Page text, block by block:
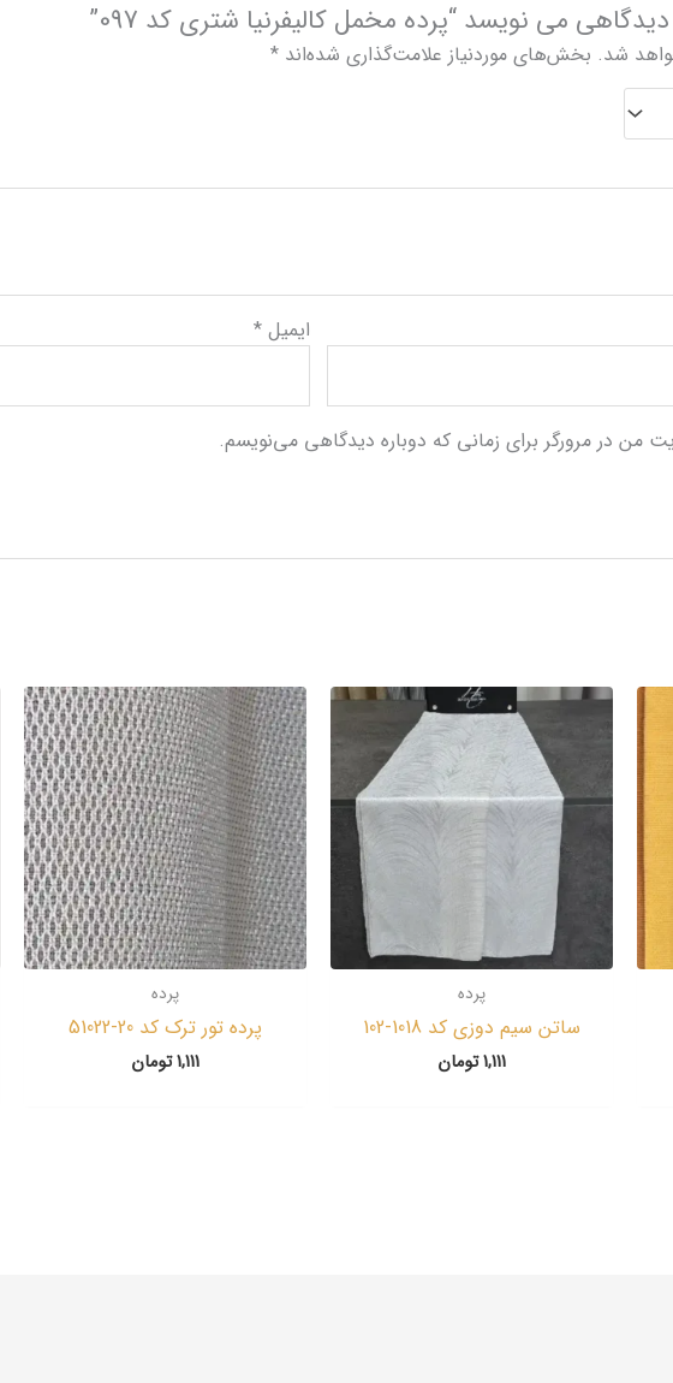
می نویسد “پرده مخمل کالیفرنیا شتری کد 097”
شد. بخش‌های موردنیاز علامت‌گذاری شده‌اند *
ایمیل*
من در مرورگر برای زمانی که دوباره دیدگاهی می‌نویسم.
پرده
ساتن سیم دوزی کد 1018-102
1,111تومان
پرده
پرده تور ترک کد 20-51022
1,111تومان